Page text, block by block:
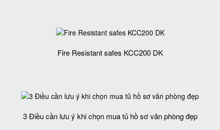
Fire Resistant safes KCC200 DK
3 Điều cần lưu ý khi chọn mua tủ hồ sơ văn phòng đẹp